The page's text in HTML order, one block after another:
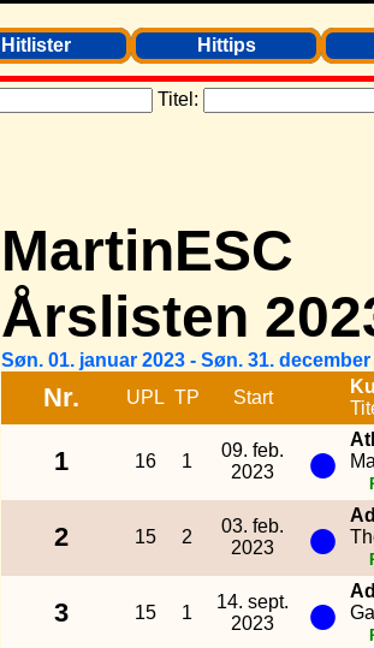
Hitlister Hittips
Titel:
MartinESC
Årslisten
Søn. 01. januar 2023 - Søn. 31. december
Nr. UPL TP Start
1 16 1
09. feb.
2023
●
2 15 2
03. feb.
2023
●
3 15 1
14. sept.
2023
●